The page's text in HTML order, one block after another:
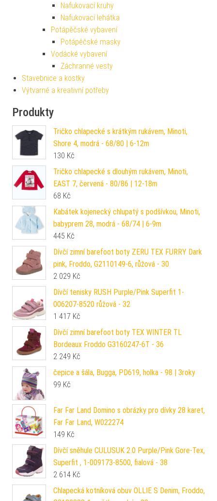
Nafukovací kruhy
Nafukovací lehátka
Potápěčské vybavení
Potápěčské masky
Vodácké vybavení
Záchranné vesty
Stavebnice a kostky
Výtvarné a kreativní potřeby
Produkty
Tričko chlapecké s krátkým rukávem, Minoti,
Shore 4, modrá - 68/80 | 6-12m
130 Kč
Tričko chlapecké s dlouhým rukávem, Minoti,
EAST 7, červená - 80/86 | 12-18m
68 Kč
Kabátek kojenecký chlupatý s podšívkou, Minoti,
babyprem 28, modrá - 68/74 | 6-9m
445 Kč
Dívčí zimní barefoot boty ZERU TEX FURRY Dark
pink, Froddo, G2110149-6, růžová - 30
2 029 Kč
Dívčí tenisky RUSH Purple/Pink Superfit 1-
006207-8520 růžová - 32
1 417 Kč
Dívčí zimní barefoot boty TEX WINTER TL
Bordeaux Froddo G3160247-6T - 36
2 249 Kč
čepice a šála, Bugga, PD619, holka - 98 | 3roky
99 Kč
Far Far Land Domino s obrázky pro dívky 28 karet,
Far Far Land, W022274
149 Kč
Dívčí sněhule CULUSUK 2.0 Purple/Pink Gore-Tex,
Superfit , 1-009173-8500, fialová - 38
2 614 Kč
Chlapecká kotníková obuv OLLIE S Denim, Froddo,